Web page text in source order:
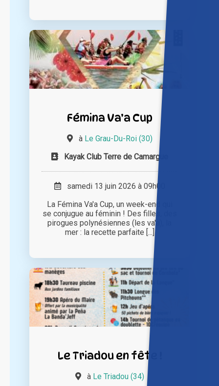
Fémina Va’a Cup
à Le Grau-Du-Roi (30)
Kayak Club Terre de Camargue
samedi 13 juin 2026 à 09h00
La Fémina Va'a Cup, un week-end qui
se conjugue au féminin ! Des filles, des
pirogues polynésiennes (les va'a), la
mer : la recette parfaite [...]
Le Triadou en fête !
à Le Triadou (34)